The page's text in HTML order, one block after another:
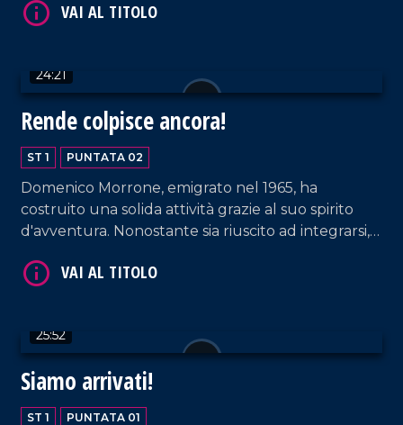
24:21
Rende colpisce ancora!
ST 1 PUNTATA 02
Domenico Morrone, emigrato nel 1965, ha
costruito una solida attività grazie al suo spirito
d'avventura. Nonostante sia riuscito ad integrarsi, il
vino sempre sulla sua tavola!
25:52
Siamo arrivati!
ST 1 PUNTATA 01